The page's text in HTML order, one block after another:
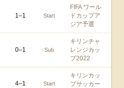
1–1 Start
FIFA ワール
ドカップア
ジア予選
0–1 Sub
キリンチャ
レンジカッ
プ2022
4–1 Start
キリンカッ
プサッカー